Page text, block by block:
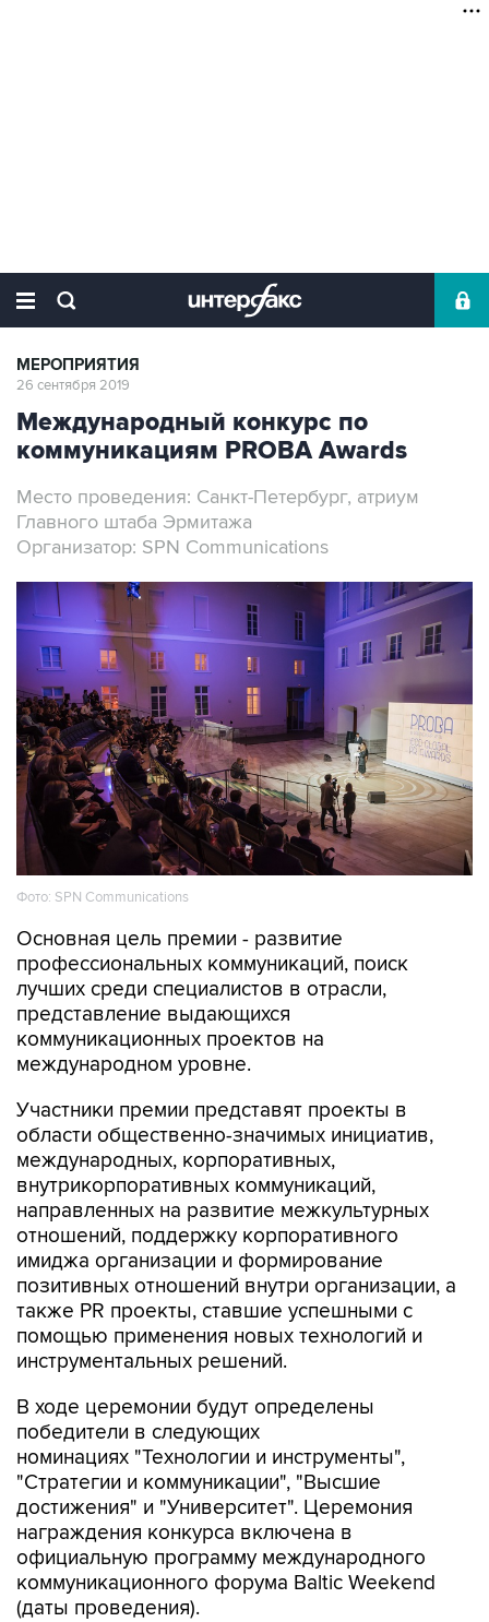
МЕРОПРИЯТИЯ
26 сентября 2019
Международный конкурс по
коммуникациям PROBA Awards
Место проведения: Санкт-Петербург, атриум
Главного штаба Эрмитажа
Организатор: SPN Communications
Фото: SPN Communications
Основная цель премии - развитие
профессиональных коммуникаций, поиск
лучших среди специалистов в отрасли,
представление выдающихся
коммуникационных проектов на
международном уровне.
Участники премии представят проекты в
области общественно-значимых инициатив,
международных, корпоративных,
внутрикорпоративных коммуникаций,
направленных на развитие межкультурных
отношений, поддержку корпоративного
имиджа организации и формирование
позитивных отношений внутри организации, а
также PR проекты, ставшие успешными с
помощью применения новых технологий и
инструментальных решений.
В ходе церемонии будут определены
победители в следующих
номинациях "Технологии и инструменты",
"Стратегии и коммуникации", "Высшие
достижения" и "Университет". Церемония
награждения конкурса включена в
официальную программу международного
коммуникационного форума Baltic Weekend
(даты проведения).